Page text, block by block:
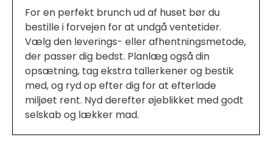
For en perfekt brunch ud af huset bør du
bestille i forvejen for at undgå ventetider.
Vælg den leverings- eller afhentningsmetode,
der passer dig bedst. Planlæg også din
opsætning, tag ekstra tallerkener og bestik
med, og ryd op efter dig for at efterlade
miljøet rent. Nyd derefter øjeblikket med godt
selskab og lækker mad.